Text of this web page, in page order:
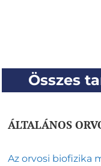
Összes
ÁLTALÁNOS
Az orvosi biofizika